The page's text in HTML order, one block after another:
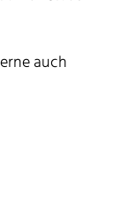
auch